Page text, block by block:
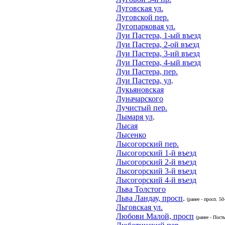
Луговская ул.
Луговской пер.
Лугопарковая ул.
Луи Пастера, 1-ый въезд
Луи Пастера, 2-ой въезд
Луи Пастера, 3-ий въезд
Луи Пастера, 4-ый въезд
Луи Пастера, пер.
Луи Пастера, ул.
Лукьяновская
Луначарского
Лучистый пер.
Лымаря ул.
Лысая
Лысенко
Лысогорский пер.
Лысогорский 1-й въезд
Лысогорский 2-й въезд
Лысогорский 3-й въезд
Лысогорский 4-й въезд
Льва Толстого
Льва Ландау, просп. (ранее - просп.
Льговская ул.
Любови Малой, просп (ранее -